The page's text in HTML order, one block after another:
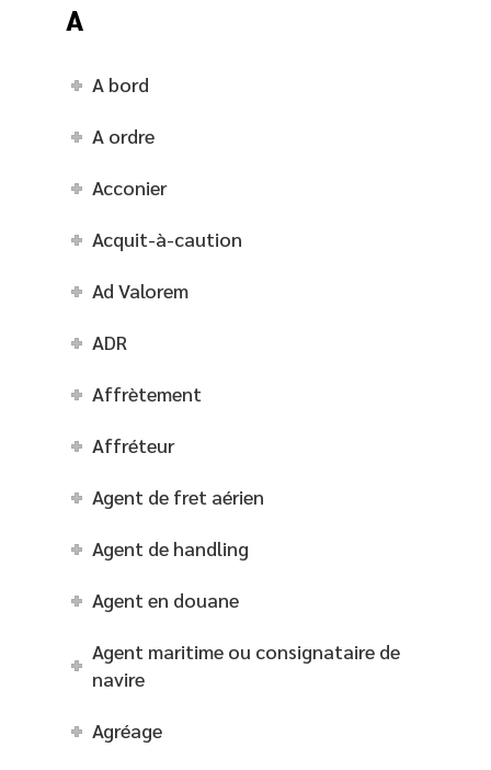
A
A bord
A ordre
Acconier
Acquit-à-caution
Ad Valorem
ADR
Affrètement
Affréteur
Agent de fret aérien
Agent de handling
Agent en douane
Agent maritime ou consignataire de
navire
Agréage